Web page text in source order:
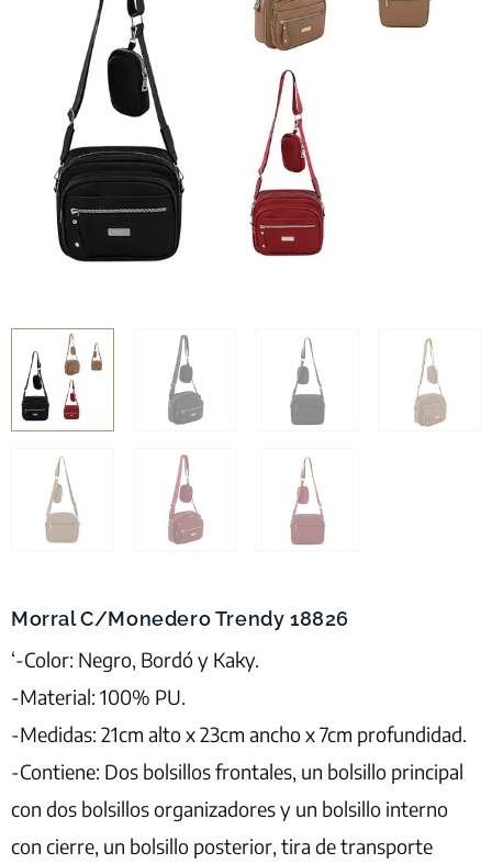
Morral C/Monedero Trendy 18826
‘-Color: Negro, Bordó y Kaky.
-Material: 100% PU.
-Medidas: 21cm alto x 23cm ancho x 7cm profundidad.
-Contiene: Dos bolsillos frontales, un bolsillo principal
con dos bolsillos organizadores y un bolsillo interno
con cierre, un bolsillo posterior, tira de transporte